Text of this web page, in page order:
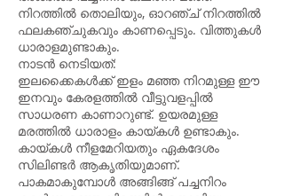
നിറത്തിൽ തൊലിയും, ഓറഞ്ച് നിറത്തിൽ
ഫലകഞ്ചുകവും കാണപ്പെടും. വിത്തുകൾ
ധാരാളമുണ്ടാകും.
നാടൻ നെടിയത്:
ഇലക്കൈകൾക്ക് ഇളം മഞ്ഞ നിറമുള്ള ഈ
ഇനവും കേരളത്തിൽ വീട്ടുവളപ്പിൽ
സാധരണ കാണാറുണ്ട്. ഉയരമുള്ള
മരത്തിൽ ധാരാളം കായ്കൾ ഉണ്ടാകും.
കായ്കൾ നീളമേറിയതും ഏകദേശം
സിലിണ്ടർ ആകൃതിയുമാണ്.
പാകമാകുമ്പോൾ അങ്ങിങ്ങ് പച്ചനിറം